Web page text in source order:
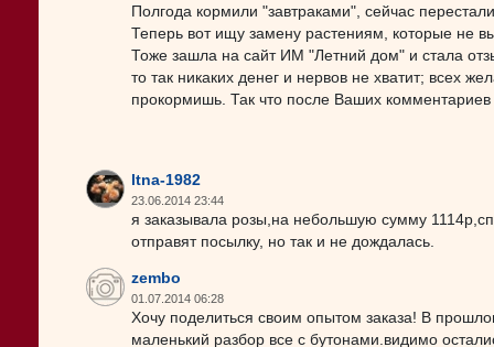
Полгода кормили "завтраками", сейчас
Теперь вот ищу замену растениям, которые не
Тоже зашла на сайт ИМ "Летний дом" и стала
то так никаких денег и нервов не хватит; всех
прокормишь. Так что после Ваших
ltna-1982
23.06.2014 23:44
я заказывала розы,на небольшую сумму
отправят посылку, но так и не дождалась.
zembo
01.07.2014 06:28
Хочу поделиться своим опытом заказа! В
маленький разбор все с бутонами.видимо